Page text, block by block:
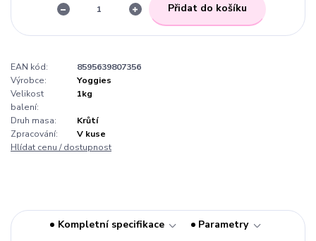
Přidat do košíku
EAN kód:
8595639807356
Výrobce:
Yoggies
Velikost
balení:
1kg
Druh masa:
Krůtí
Zpracování:
V kuse
Hlídat cenu / dostupnost
Kompletní specifikace
Parametry